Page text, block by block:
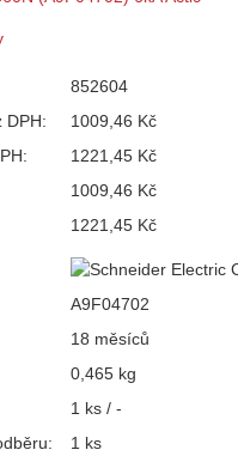
852604
DPH:
1009,46 Kč
1221,45 Kč
1009,46 Kč
1221,45 Kč
A9F04702
18 měsíců
0,465 kg
1 ks / -
1 ks